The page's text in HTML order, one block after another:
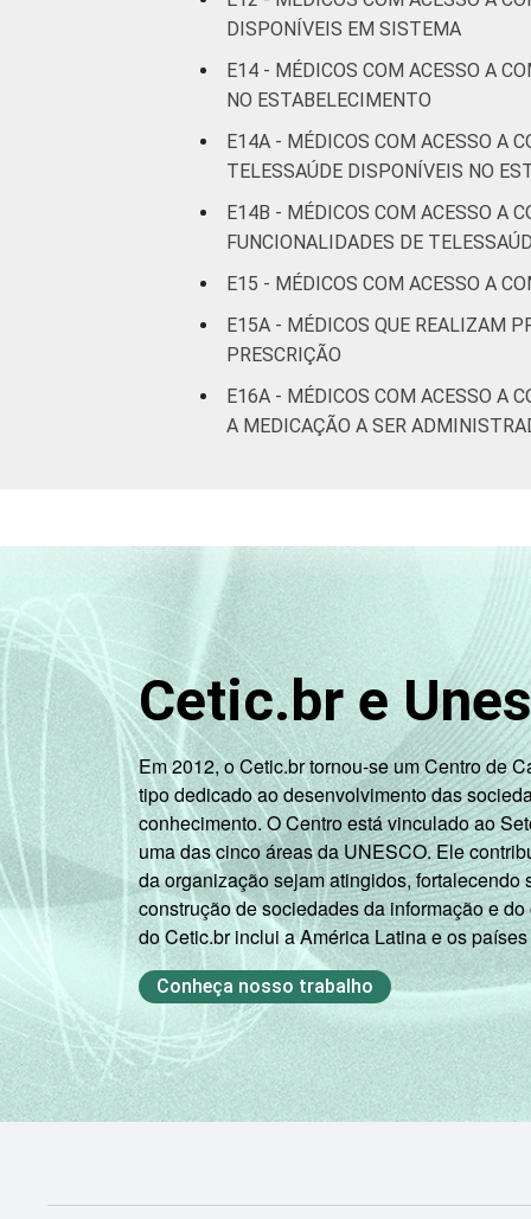
DISPONÍVEIS EM SISTEMA
E14 - MÉDICOS COM ACESSO A
NO ESTABELECIMENTO
E14A - MÉDICOS COM ACESSO A
TELESSAÚDE DISPONÍVEIS NO
E14B - MÉDICOS COM ACESSO A
FUNCIONALIDADES DE
E15 - MÉDICOS COM ACESSO A
E15A - MÉDICOS QUE REALIZAM
PRESCRIÇÃO
E16A - MÉDICOS COM ACESSO A
A MEDICAÇÃO A SER
Cetic.br e
Em 2012, o Cetic.br tornou-se um Centro de
tipo dedicado ao desenvolvimento das
conhecimento. O Centro está vinculado ao
uma das cinco áreas da UNESCO. Ele
da organização sejam atingidos, fortalecendo
construção de sociedades da informação e
do Cetic.br inclui a América Latina e os
Conheça nosso trabalho